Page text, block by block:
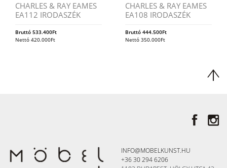
CHARLES & RAY EAMES
EA112 IRODASZÉK
Bruttó 533.400Ft
Nettó 420.000Ft
CHARLES & RAY EAMES
EA108 IRODASZÉK
Bruttó444.500Ft
Nettó350.000Ft
INFO@MOBELKUNST.HU
+36 30 294 6206